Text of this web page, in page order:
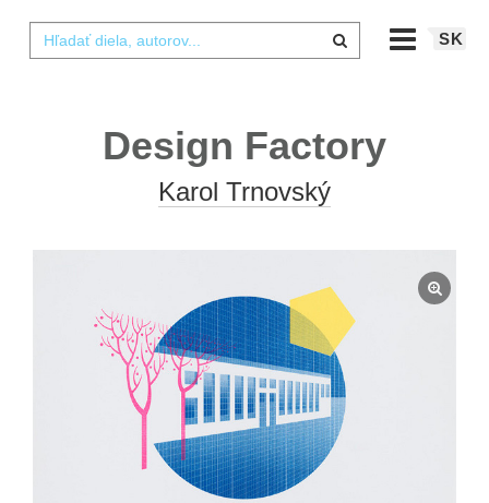
SK
Design Factory
Karol Trnovský